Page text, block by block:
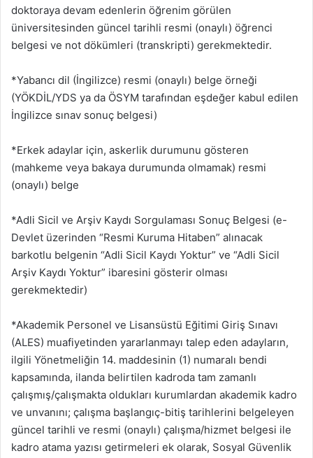
doktoraya devam edenlerin öğrenim görülen
üniversitesinden güncel tarihli resmi (onaylı) öğrenci
belgesi ve not dökümleri (transkripti) gerekmektedir.
*Yabancı dil (İngilizce) resmi (onaylı) belge örneği
(YÖKDİL/YDS ya da ÖSYM tarafından eşdeğer kabul edilen
İngilizce sınav sonuç belgesi)
*Erkek adaylar için, askerlik durumunu gösteren
(mahkeme veya bakaya durumunda olmamak) resmi
(onaylı) belge
*Adli Sicil ve Arşiv Kaydı Sorgulaması Sonuç Belgesi (e-
Devlet üzerinden “Resmi Kuruma Hitaben” alınacak
barkotlu belgenin “Adli Sicil Kaydı Yoktur” ve “Adli Sicil
Arşiv Kaydı Yoktur” ibaresini gösterir olması
gerekmektedir)
*Akademik Personel ve Lisansüstü Eğitimi Giriş Sınavı
(ALES) muafiyetinden yararlanmayı talep eden adayların,
ilgili Yönetmeliğin 14. maddesinin (1) numaralı bendi
kapsamında, ilanda belirtilen kadroda tam zamanlı
çalışmış/çalışmakta oldukları kurumlardan akademik kadro
ve unvanını; çalışma başlangıç-bitiş tarihlerini belgeleyen
güncel tarihli ve resmi (onaylı) çalışma/hizmet belgesi ile
kadro atama yazısı getirmeleri ek olarak, Sosyal Güvenlik